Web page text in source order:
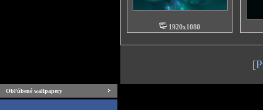
1920x1080
[
Obľúbené wallpapery